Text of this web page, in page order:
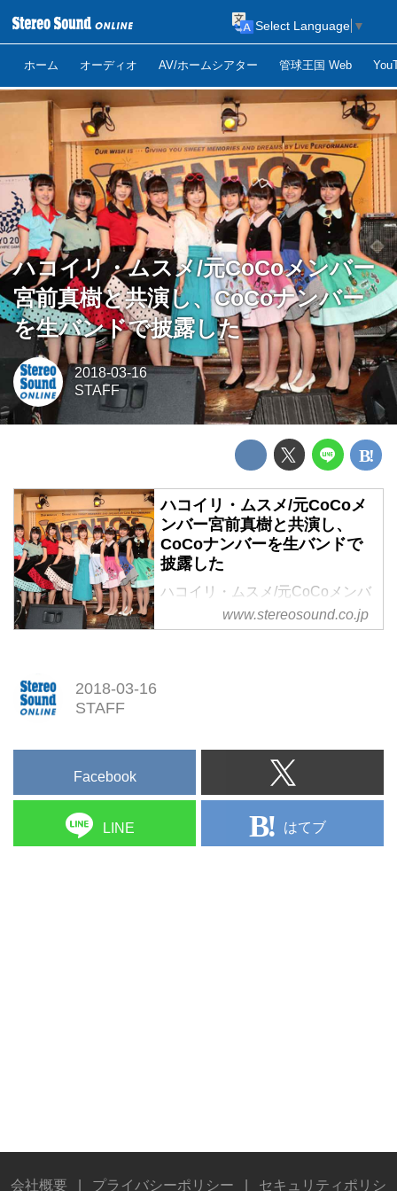
ホーム オーディオ AV/ホームシアター 管球王国 Web
Select Language ▼
ハコイリ・ムスメ/元CoCoメンバー
宮前真樹と共演し、CoCoナンバー
を生バンドで披露した
2018-03-16
STAFF
ハコイリ・ムスメ/元CoCoメ
ンバー宮前真樹と共演し、
CoCoナンバーを生バンドで
披露した
ハコイリ・ムスメ/元CoCoメンバ
ー宮前真樹と共演し、CoCoナン
バーを生バンドで披露した
www.stereosound.co.jp
2018-03-16
STAFF
Facebook
LINE はてブ
会社概要 プライバシーポリシー セキュリティポリシ